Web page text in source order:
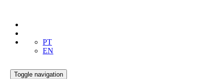
PT
EN
Toggle navigation